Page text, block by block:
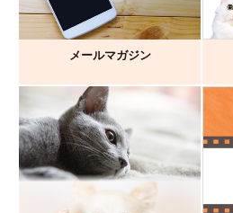
メールマガジン